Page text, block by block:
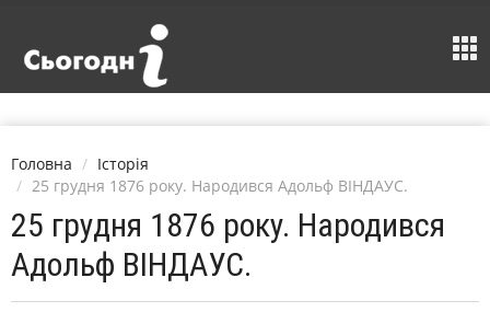
Головна
Історія
25 грудня 1876 року. Народився Адольф ВІНДАУС.
25 грудня 1876 року. Народився
Адольф ВІНДАУС.